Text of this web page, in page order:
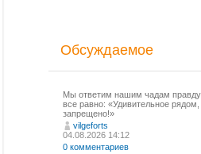
Обсуждаемое
Мы ответим нашим чадам
все равно: «Удивительное
запрещено!»
vilgeforts
04.08.2026 14:12
0 комментариев